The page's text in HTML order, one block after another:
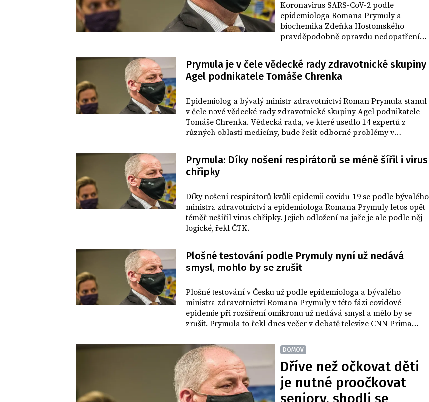
Koronavirus SARS-CoV-2 podle
epidemiologa Romana Prymuly a
biochemika Zdeňka Hostomského
pravděpodobně opravdu nedopatřením
pořadu České televize Otázky Václava
Moravce. Podobná teorie se objevila už
na začátku epidemie před třemi roky,
někteří její zastánci byli označení za
dezinformátory.
Prymula je v čele vědecké rady zdravotnické skupiny
Agel podnikatele Tomáše Chrenka
Epidemiolog a bývalý ministr zdravotnictví Roman Prymula stanul
v čele nové vědecké rady zdravotnické skupiny Agel podnikatele
Tomáše Chrenka. Vědecká rada, ve které usedlo 14 expertů z
různých oblastí medicíny, bude řešit odborné problémy v
činnosti. ČTK to dnes sdělil mluvčí společnosti Agel Adam Knesl.
Prymula: Díky nošení respirátorů se méně šířil i virus
chřipky
Díky nošení respirátorů kvůli epidemii covidu-19 se podle bývalého
ministra zdravotnictví a epidemiologa Romana Prymuly letos opět
téměř nešířil virus chřipky. Jejich odložení na jaře je ale podle něj
logické, řekl ČTK.
Plošné testování podle Prymuly nyní už nedává
smysl, mohlo by se zrušit
Plošné testování v Česku už podle epidemiologa a bývalého
ministra zdravotnictví Romana Prymuly v této fázi covidové
epidemie při rozšíření omikronu už nedává smysl a mělo by se
zrušit. Prymula to řekl dnes večer v debatě televize CNN Prima
DOMOV
Dříve než očkovat děti
je nutné proočkovat
seniory, shodli se